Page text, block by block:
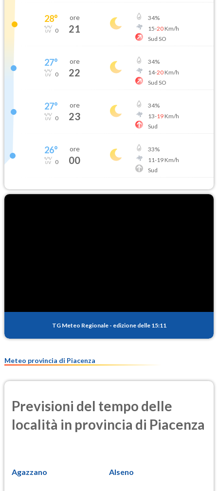
28°
0
ore
21
34%
15-20Km/h
Sud SO
27°
0
ore
22
34%
14-20Km/h
Sud SO
27°
0
ore
23
34%
13-19Km/h
Sud
26°
0
ore
00
33%
11-19Km/h
Sud
TG Meteo Regionale - edizione delle 15:11
Meteo provincia di Piacenza
Previsioni del tempo delle
località in provincia di Piacenza
Agazzano Alseno